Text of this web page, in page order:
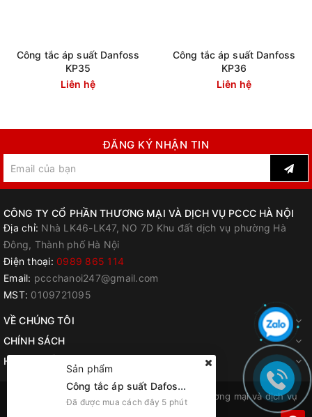
Công tắc áp suất Danfoss
KP35
Liên hệ
Công tắc áp suất Danfoss
KP36
Liên hệ
ĐĂNG KÝ NHẬN TIN
CÔNG TY CỔ PHẦN THƯƠNG MẠI VÀ DỊCH VỤ PCCC HÀ NỘI
Địa chỉ: Nhà LK46-LK47, NO 7D Khu đất dịch vụ phường Hà
Đông, Thành phố Hà Nội
Điện thoại: 0989 865 114
Email: pccchanoi247@gmail.com
MST: 0109721095
VỀ CHÚNG TÔI
CHÍNH SÁCH
HƯỚNG DẪN
Công ty cổ phần Thương mại và dịch vụ
Sản phẩm
Công tắc áp suất Dafoss KP15
Đã được mua cách đây 5 phút